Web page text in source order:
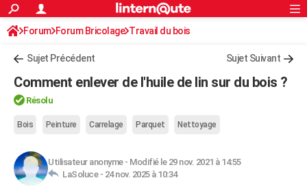
ACTUALITÉS
Politique
Société
Faits Divers
Education
Monde
Villes
+
Programme TV
TNTStreaming
Cinéma
Sorties cinéma
Musique
+FINANCE
Retraite
Impôts
Epargne
Immobilier
Risques naturels par ville
Banque
Assurance
Crédit
AUTO
Essais
Réserver un essai
Citadines
Berlines
SUV
Forum auto
HIGH-TECH
Mobiles
Meilleur smartphone
Internet
Ordinateurs
Jeux vidéo
Guide high-tech
+BRICOLAGE
S'inscrire
Connexion
Forum Forum Bricolage Travail du bois
Sujet Précédent Sujet Suivant
Comment enlever de l'huile de lin sur du bois ?
Résolu
Bois Peinture Carrelage Parquet Nettoyage
Utilisateur anonyme- Modifié le 29 nov. 2021 à 14:55
LaSoluce - 24 nov. 2025 à 10:34